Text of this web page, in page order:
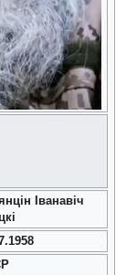
Іванавіч